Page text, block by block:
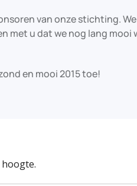
van onze stichting. We
met u dat we nog lang mooi
en mooi 2015 toe!